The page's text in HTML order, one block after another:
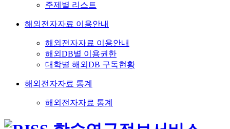
주제별 리스트
해외전자자료 이용안내
해외전자자료 이용안내
해외DB별 이용권한
대학별 해외DB 구독현황
해외전자자료 통계
해외전자자료 통계